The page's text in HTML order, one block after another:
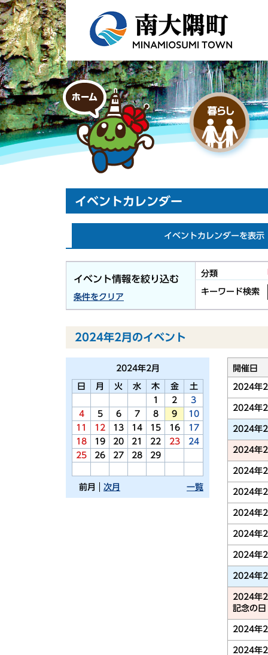
イベントカレンダー
イベントカレンダーを表示
イベント情報を絞り込む
条件をクリア
分類
キーワード検索
2024年2月のイベント
2024年2月
日 月 火 水 木 金
土
1
2
3
4
5 6 7 8 9
10
11
12 13 14 15 16
17
18
19 20 21 22 23
24
25
26 27 28 29
前月 一覧
次月
開催日
2024年
2024年
2024年
2024年
2024年
2024年
2024年
2024年
2024年
2024年
2024年
記念の日
2024年
2024年